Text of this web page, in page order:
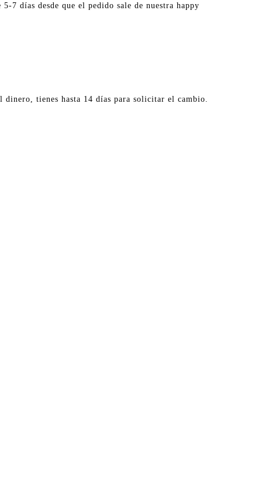
7 días desde que el pedido sale de nuestra happy
tienes hasta 14 días para solicitar el cambio.